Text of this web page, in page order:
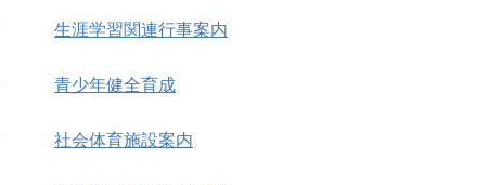
生涯学習関連行事案内
青少年健全育成
社会体育施設案内